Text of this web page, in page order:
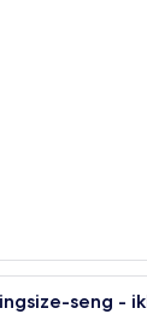
Et
seng -